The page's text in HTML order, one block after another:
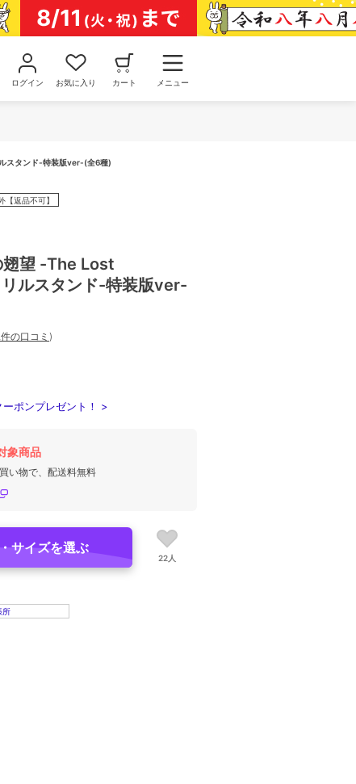
ログイン お気に入り カート メニュー
スタンド-特装版ver-(全6種)
【返品不可】
翅望 -The Lost
ルスタンド-特装版ver-
の口コミ )
ーポンプレゼント！ >
象商品
い物で、配送料無料
サイズを選ぶ
22人